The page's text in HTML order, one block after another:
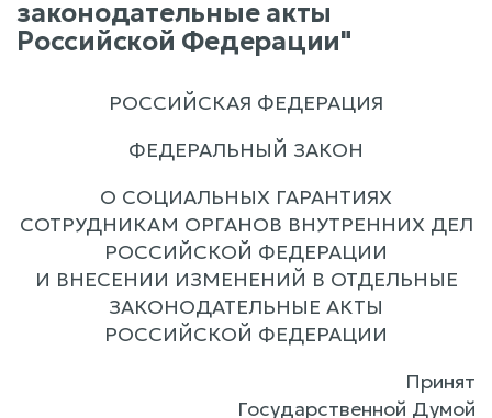
законодательные акты
Российской Федерации"
РОССИЙСКАЯ ФЕДЕРАЦИЯ
ФЕДЕРАЛЬНЫЙ ЗАКОН
О СОЦИАЛЬНЫХ ГАРАНТИЯХ
СОТРУДНИКАМ ОРГАНОВ ВНУТРЕННИХ ДЕЛ
РОССИЙСКОЙ ФЕДЕРАЦИИ
И ВНЕСЕНИИ ИЗМЕНЕНИЙ В ОТДЕЛЬНЫЕ
ЗАКОНОДАТЕЛЬНЫЕ АКТЫ
РОССИЙСКОЙ ФЕДЕРАЦИИ
Принят
Государственной Думой